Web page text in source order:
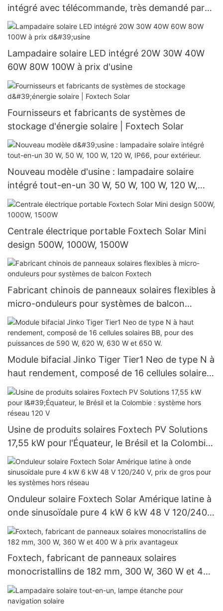
intégré avec télécommande, très demandé par
les fabricants
Lampadaire solaire LED intégré 20W 30W 40W
60W 80W 100W à prix d'usine
Fournisseurs et fabricants de systèmes de
stockage d'énergie solaire | Foxtech Solar
Nouveau modèle d'usine : lampadaire solaire
intégré tout-en-un 30 W, 50 W, 100 W, 120 W,
IP66, pour extérieur.
Centrale électrique portable Foxtech Solar Mini
design 500W, 1000W, 1500W
Fabricant chinois de panneaux solaires flexibles à
micro-onduleurs pour systèmes de balcon
Foxtech
Module bifacial Jinko Tiger Tier1 Neo de type N à
haut rendement, composé de 16 cellules solaires
BB, pour des puissances de 590 W, 620 W, 630 W
et 650 W.
Usine de produits solaires Foxtech PV Solutions
17,55 kW pour l'Équateur, le Brésil et la Colombie :
système hors réseau 120 V
Onduleur solaire Foxtech Solar Amérique latine à
onde sinusoïdale pure 4 kW 6 kW 48 V 120/240
V, prix de gros pour les systèmes hors réseau
Foxtech, fabricant de panneaux solaires
monocristallins de 182 mm, 300 W, 360 W et 400
W à prix avantageux